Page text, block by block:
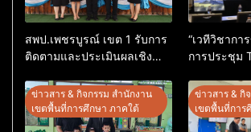
สพป.เพชรบูรณ์ เขต 1 รับการ
ติดตามและประเมินผลเชิง
ต้นแบบ” ระดับประเทศ รุ่นที่ 3
ประจำปีงบประมาณ พ.ศ.
2569
“เวทีวิชากา
การประชุม
Research
ข่าวสาร & กิจกรรม สำนักงาน
เขตพื้นที่การศึกษา ภาคใต้
ข่าวสาร & กิ
เขตพื้นที่การ